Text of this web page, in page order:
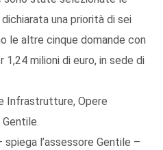
una priorità di sei
le altre cinque domande con
1,24 milioni di euro, in sede di
Infrastrutture, Opere
l’assessore Gentile –